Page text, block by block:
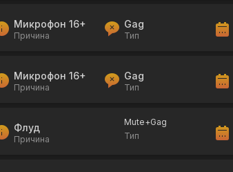
Микрофон 16+
Причина
Gag
Тип
Микрофон 16+
Причина
Gag
Тип
Флуд
Причина
Mute+Gag
Тип